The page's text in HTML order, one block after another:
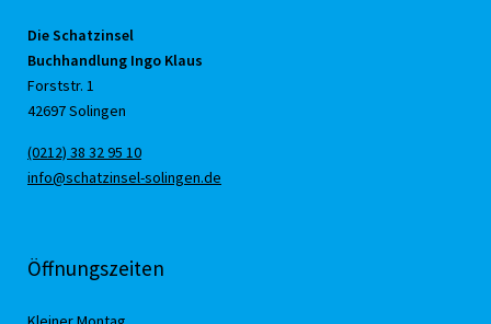
Die Schatzinsel
Buchhandlung Ingo Klaus
Forststr. 1
42697 Solingen
(0212) 38 32 95 10
info@schatzinsel-solingen.de
Öffnungszeiten